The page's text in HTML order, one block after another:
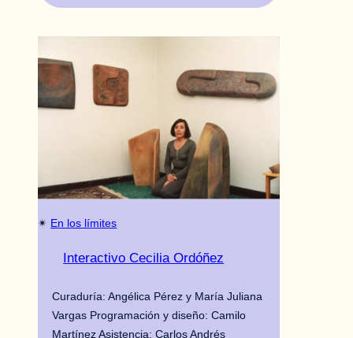
✴︎ En los límites
Interactivo Cecilia Ordóñez
Curaduría: Angélica Pérez y María Juliana
Vargas Programación y diseño: Camilo
Martínez Asistencia: Carlos Andrés